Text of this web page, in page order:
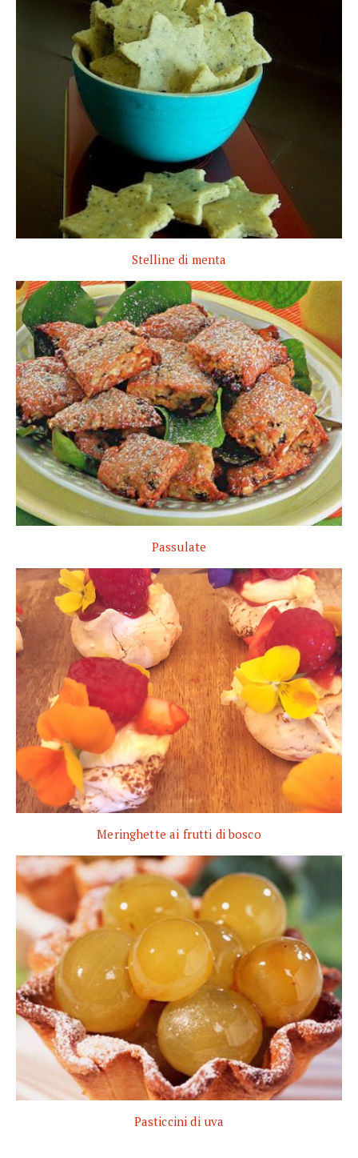
Stelline di menta
Passulate
Meringhette ai frutti di bosco
Pasticcini di uva